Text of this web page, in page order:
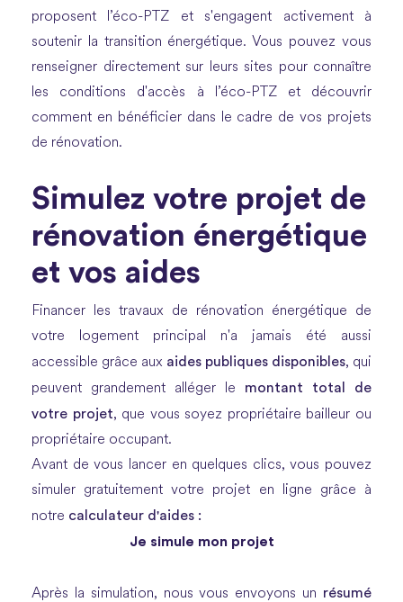
proposent l’éco-PTZ et s'engagent activement à
soutenir la transition énergétique. Vous pouvez vous
renseigner directement sur leurs sites pour connaître
les conditions d'accès à l’éco-PTZ et découvrir
comment en bénéficier dans le cadre de vos projets
de rénovation.
Simulez votre projet de
rénovation énergétique
et vos aides
Financer les travaux de rénovation énergétique de
votre logement principal n'a jamais été aussi
accessible grâce aux aides publiques disponibles, qui
peuvent grandement alléger le montant total de
votre projet, que vous soyez propriétaire bailleur ou
propriétaire occupant.
Avant de vous lancer en quelques clics, vous pouvez
simuler gratuitement votre projet en ligne grâce à
notre calculateur d'aides :
Je simule mon projet
Après la simulation, nous vous envoyons un résumé